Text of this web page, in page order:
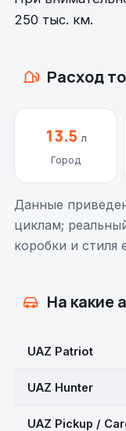
250 тыс. км.
Расход
13.5л
Город
Данные
циклам;
коробки и стиля
На какие
UAZ Patriot
UAZ Hunter
UAZ Pickup /